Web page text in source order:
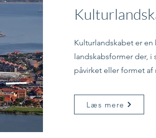
Kulturlandskabet er
landskabsformer der,
påvirket eller formet af
Læs mere